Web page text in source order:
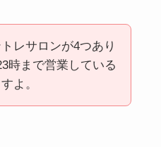
レサロンが4つあり
時まで営業している
よ。